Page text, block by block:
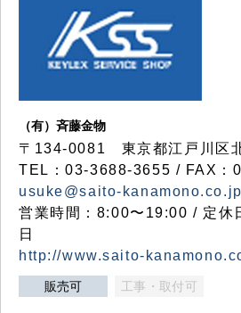
（有）斉藤金物
〒134-0081 東京都江戸川区
TEL：03-3688-3655 / FAX：
usuke@saito-kanamono.co.jp
営業時間：8:00〜19:00 / 定休
日
http://www.saito-
販売可 工事・取付可